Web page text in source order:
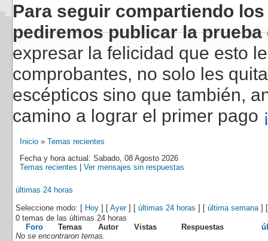
Para seguir compartiendo
pediremos publicar la
expresar la felicidad que esto
comprobantes, no solo les
escépticos sino que también,
camino a lograr el primer pago
Inicio » Temas recientes
Fecha y hora actual: Sabado, 08 Agosto 2026
Temas recientes
Ver mensajes sin respuestas
últimas 24 horas
Seleccione modo: [ Hoy ] [ Ayer] [ últimas 24 horas ] [ última semana]
0 temas de las últimas 24 horas
Foro
Temas Autor Vistas Respuestas
No se encontraron temas.